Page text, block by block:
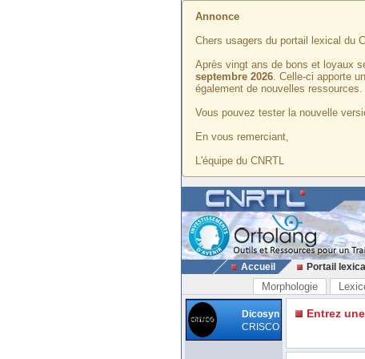
Annonce
Chers usagers du portail lexical du
Après vingt ans de bons et loyaux
septembre 2026. Celle-ci apporte
également de nouvelles ressources.
Vous pouvez tester la nouvelle
En vous remerciant,
L'équipe du CNRTL
Accueil Portail lexical
Morphologie
Dicosyn
CRISCO
Entrez